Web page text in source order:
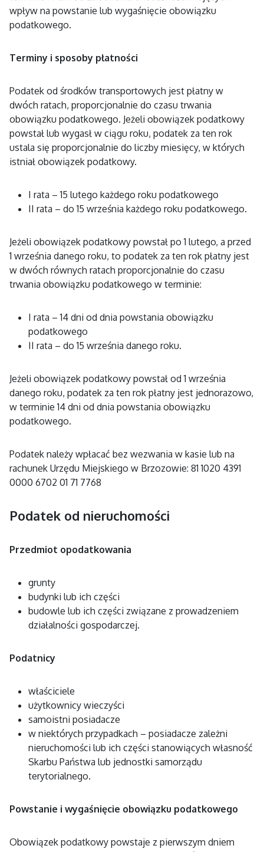
wpływ na powstanie lub wygaśnięcie obowiązku
podatkowego.
Terminy i sposoby płatności
Podatek od środków transportowych jest płatny w
dwóch ratach, proporcjonalnie do czasu trwania
obowiązku podatkowego. Jeżeli obowiązek podatkowy
powstał lub wygasł w ciągu roku, podatek za ten rok
ustala się proporcjonalnie do liczby miesięcy, w których
istniał obowiązek podatkowy.
I rata – 15 lutego każdego roku podatkowego
II rata – do 15 września każdego roku podatkowego.
Jeżeli obowiązek podatkowy powstał po 1 lutego, a przed
1 września danego roku, to podatek za ten rok płatny jest
w dwóch równych ratach proporcjonalnie do czasu
trwania obowiązku podatkowego w terminie:
I rata – 14 dni od dnia powstania obowiązku
podatkowego
II rata – do 15 września danego roku.
Jeżeli obowiązek podatkowy powstał od 1 września
danego roku, podatek za ten rok płatny jest jednorazowo,
w terminie 14 dni od dnia powstania obowiązku
podatkowego.
Podatek należy wpłacać bez wezwania w kasie lub na
rachunek Urzędu Miejskiego w Brzozowie: 81 1020 4391
0000 6702 01 71 7768
Podatek od nieruchomości
Przedmiot opodatkowania
grunty
budynki lub ich części
budowle lub ich części związane z prowadzeniem
działalności gospodarczej.
Podatnicy
właściciele
użytkownicy wieczyści
samoistni posiadacze
w niektórych przypadkach – posiadacze zależni
nieruchomości lub ich części stanowiących własność
Skarbu Państwa lub jednostki samorządu
terytorialnego.
Powstanie i wygaśnięcie obowiązku podatkowego
Obowiązek podatkowy powstaje z pierwszym dniem